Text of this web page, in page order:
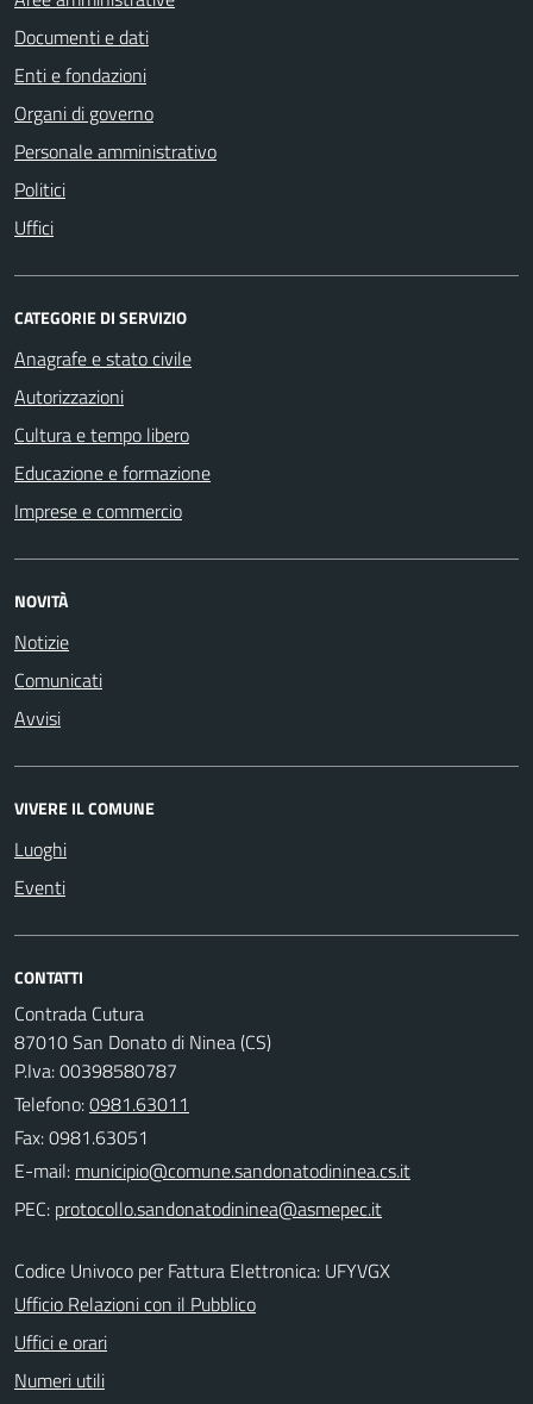
Documenti e dati
Enti e fondazioni
Organi di governo
Personale amministrativo
Politici
Uffici
CATEGORIE DI SERVIZIO
Anagrafe e stato civile
Autorizzazioni
Cultura e tempo libero
Educazione e formazione
Imprese e commercio
NOVITÀ
Notizie
Comunicati
Avvisi
VIVERE IL COMUNE
Luoghi
Eventi
CONTATTI
Contrada Cutura
87010 San Donato di Ninea (CS)
P.Iva: 00398580787
Telefono:0981.63011
Fax: 0981.63051
E-mail:
PEC:
Codice Univoco per Fattura Elettronica: UFYVGX
Ufficio Relazioni con il Pubblico
Uffici e orari
Numeri utili